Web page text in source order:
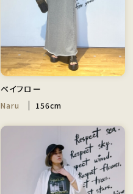
ベイフロー
Naru 156cm